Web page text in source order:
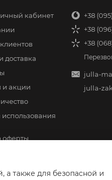
кабинет
доставка
и акции
использования
оферты
+38
+38
+38
julla-
julla-
а также для безопасной и